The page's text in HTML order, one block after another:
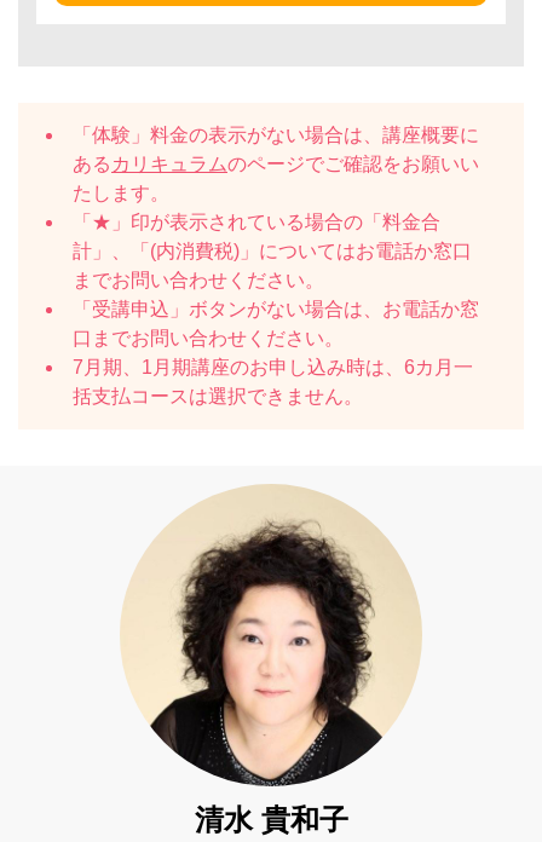
「体験」料金の表示がない場合は、講座概要に
ある カリキュラムのページでご確認をお願いい
たします。
「★」印が表示されている場合の「料金合
計」、「(内消費税)」についてはお電話か窓口
までお問い合わせください。
「受講申込」ボタンがない場合は、お電話か窓
口までお問い合わせください。
7月期、1月期講座のお申し込み時は、6カ月一
括支払コースは選択できません。
清水 貴和子